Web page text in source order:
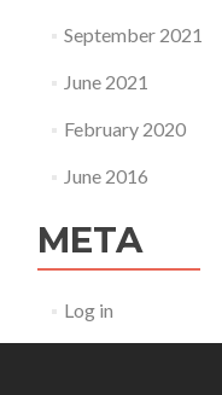
September 2021
June 2021
February 2020
June 2016
META
Log in